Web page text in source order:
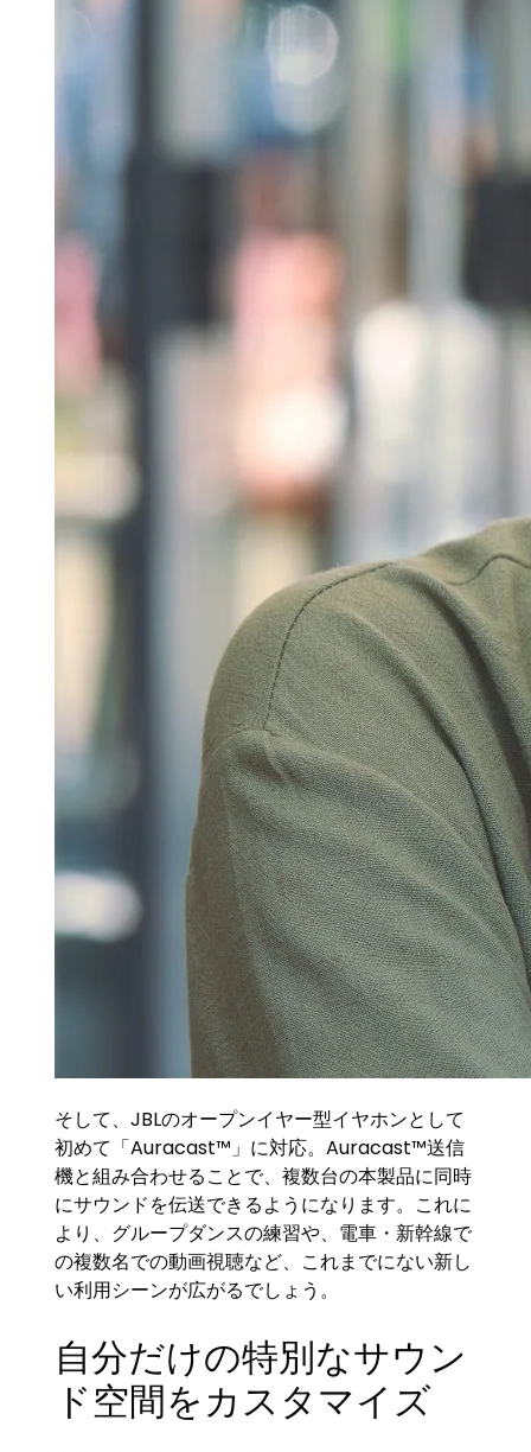
そして、JBLのオープンイヤー型イヤホンとして
初めて「Auracast™」に対応。Auracast™送信
機と組み合わせることで、複数台の本製品に同時
にサウンドを伝送できるようになります。これに
より、グループダンスの練習や、電車・新幹線で
の複数名での動画視聴など、これまでにない新し
い利用シーンが広がるでしょう。
自分だけの特別なサウン
ド空間をカスタマイズ